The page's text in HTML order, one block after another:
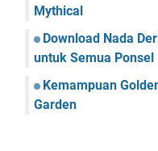
Mythical
Download Nada
untuk Semua Ponsel
Kemampuan
Garden